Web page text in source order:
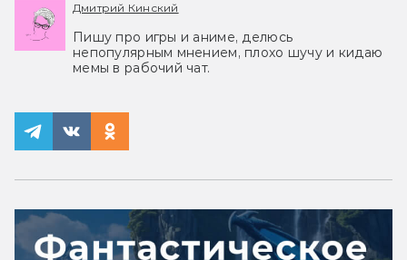
Дмитрий Кинский
Пишу про игры и аниме, делюсь
непопулярным мнением, плохо шучу и кидаю
мемы в рабочий чат.